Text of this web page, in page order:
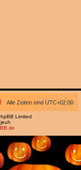
Alle Zeiten sindUTC+02:00
Limited